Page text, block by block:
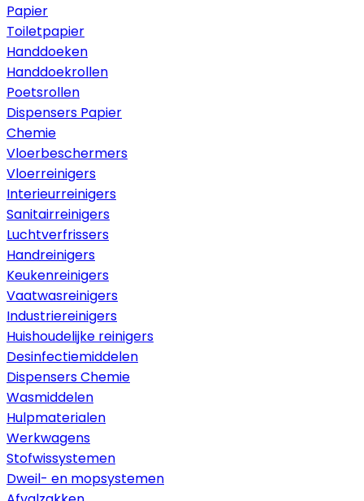
Papier
Toiletpapier
Handdoeken
Handdoekrollen
Poetsrollen
Dispensers Papier
Chemie
Vloerbeschermers
Vloerreinigers
Interieurreinigers
Sanitairreinigers
Luchtverfrissers
Handreinigers
Keukenreinigers
Vaatwasreinigers
Industriereinigers
Huishoudelijke reinigers
Desinfectiemiddelen
Dispensers Chemie
Wasmiddelen
Hulpmaterialen
Werkwagens
Stofwissystemen
Dweil- en mopsystemen